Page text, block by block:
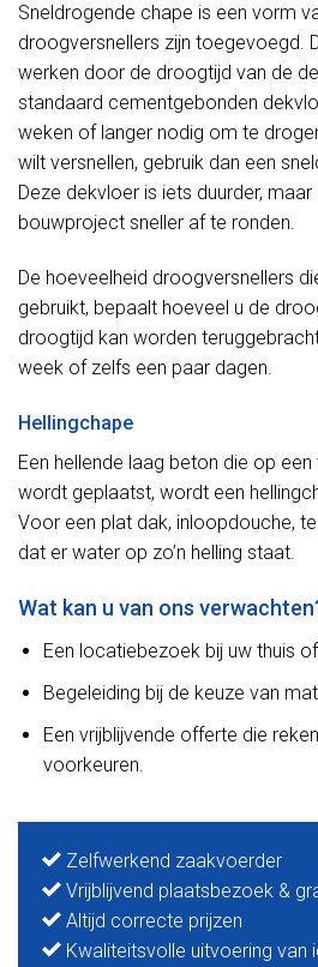
Sneldrogende chape is een vorm
droogversnellers zijn toegevoegd.
werken door de droogtijd van de
standaard cementgebonden
weken of langer nodig om te
wilt versnellen, gebruik dan een
Deze dekvloer is iets duurder, maar
bouwproject sneller af te ronden.
De hoeveelheid droogversnellers
gebruikt, bepaalt hoeveel u de
droogtijd kan worden
week of zelfs een paar dagen.
Hellingchape
Een hellende laag beton die op
wordt geplaatst, wordt een
Voor een plat dak, inloopdouche,
dat er water op zo’n helling staat.
Wat kan u van ons
Een locatiebezoek bij uw thuis
Begeleiding bij de keuze van
Een vrijblijvende offerte die
voorkeuren.
Zelfwerkend zaakvoerder
Vrijblijvend plaatsbezoek &
Altijd correcte prijzen
Kwaliteitsvolle uitvoering van